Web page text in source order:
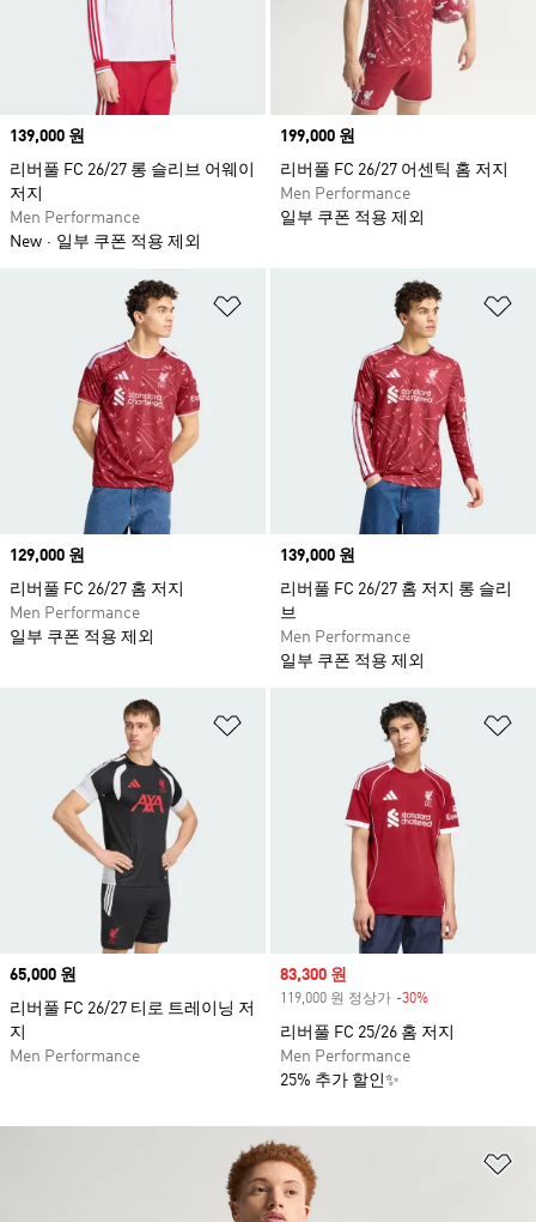
Price
139,000 원
리버풀 FC 26/27 롱 슬리브 어웨이
저지
Men Performance
New
일부 쿠폰 적용 제외
Price
199,000 원
리버풀 FC 26/27 어센틱 홈 저지
Men Performance
일부 쿠폰 적용 제외
Price
129,000 원
리버풀 FC 26/27 홈 저지
Men Performance
일부 쿠폰 적용 제외
Price
139,000 원
리버풀 FC 26/27 홈 저지 롱 슬리
브
Men Performance
일부 쿠폰 적용 제외
위시리스트 담기
Price
65,000 원
리버풀 FC 26/27 티로 트레이닝 저
지
Men Performance
Sale price
83,300 원
119,000 원 정상가 -30%
리버풀 FC 25/26 홈 저지
Men Performance
25% 추가 할인✨